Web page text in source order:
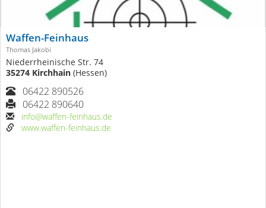
Waffen-Feinhaus
Thomas Jakobi
Niederrheinische Str. 74
35274 Kirchhain (Hessen)
06422 890526
06422 890640
info@waffen-feinhaus.de
www.waffen-feinhaus.de